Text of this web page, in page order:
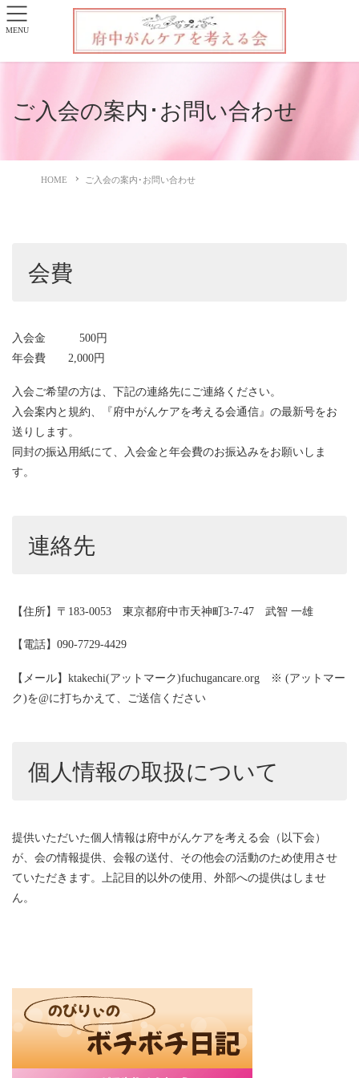
ご入会の案内･お問い合わせ
HOME ご入会の案内･お問い合わせ
会費
入会金 500円
年会費 2,000円
入会ご希望の方は、下記の連絡先にご連絡ください。
入会案内と規約、『府中がんケアを考える会通信』の最新号をお
送りします。
同封の振込用紙にて、入会金と年会費のお振込みをお願いしま
す。
連絡先
【住所】〒183-0053 東京都府中市天神町3-7-47 武智 一雄
【電話】090-7729-4429
【メール】ktakechi(アットマーク)fuchugancare.org ※ (アットマー
ク)を@に打ちかえて、ご送信ください
個人情報の取扱について
提供いただいた個人情報は府中がんケアを考える会（以下会）
が、会の情報提供、会報の送付、その他会の活動のため使用させ
ていただきます。上記目的以外の使用、外部への提供はしませ
ん。
MENU